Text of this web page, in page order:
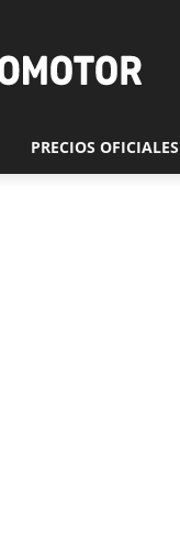
PRECIOS OFICIALES